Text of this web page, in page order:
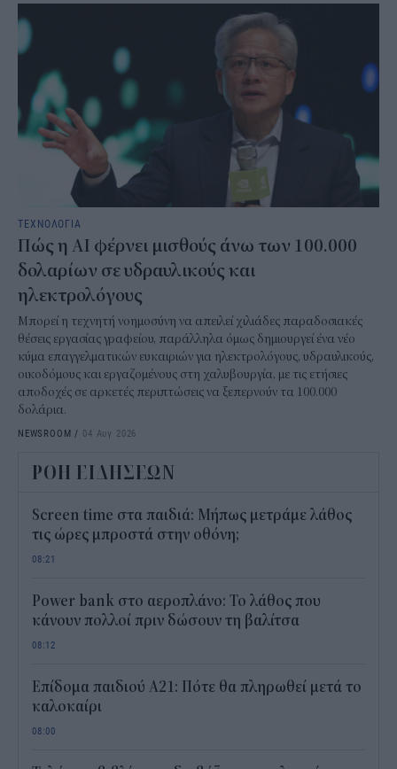
ΤΕΧΝΟΛΟΓΙΑ
Πώς η AI φέρνει μισθούς άνω των 100.000
δολαρίων σε υδραυλικούς και
ηλεκτρολόγους
Μπορεί η τεχνητή νοημοσύνη να απειλεί χιλιάδες παραδοσιακές
θέσεις εργασίας γραφείου, παράλληλα όμως δημιουργεί ένα νέο
κύμα επαγγελματικών ευκαιριών για ηλεκτρολόγους, υδραυλικούς,
οικοδόμους και εργαζομένους στη χαλυβουργία, με τις ετήσιες
αποδοχές σε αρκετές περιπτώσεις να ξεπερνούν τα 100.000
δολάρια.
NEWSROOM / 04 Αυγ 2026
ΡΟΗ ΕΙΔΗΣΕΩΝ
Screen time στα παιδιά: Μήπως μετράμε λάθος
τις ώρες μπροστά στην οθόνη;
08:21
Power bank στο αεροπλάνο: Το λάθος που
κάνουν πολλοί πριν δώσουν τη βαλίτσα
08:12
Επίδομα παιδιού Α21: Πότε θα πληρωθεί μετά το
καλοκαίρι
08:00